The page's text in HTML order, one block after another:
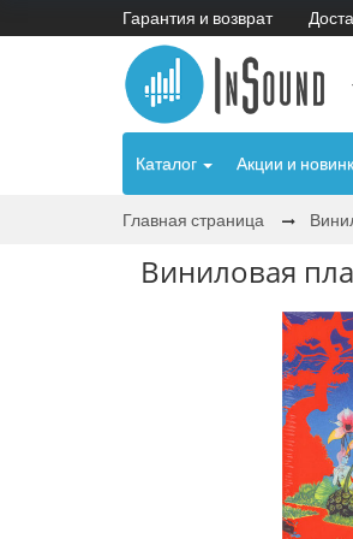
Гарантия и возврат
Каталог Акции и
Главная страница
Виниловая